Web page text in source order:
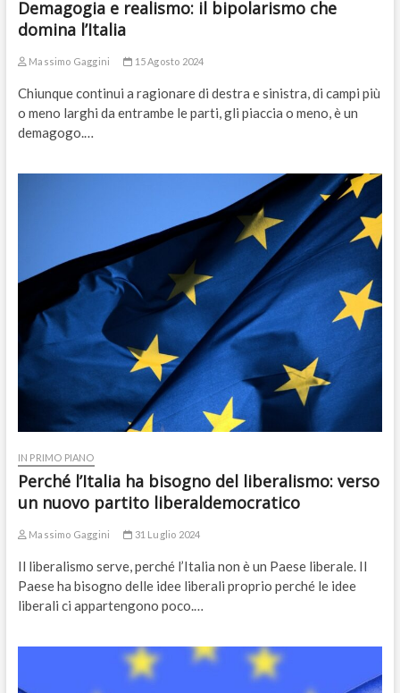
Demagogia e realismo: il bipolarismo che
domina l’Italia
Massimo Gaggini 15 Agosto 2024
Chiunque continui a ragionare di destra e sinistra, di campi più
o meno larghi da entrambe le parti, gli piaccia o meno, è un
demagogo.…
IN PRIMO PIANO
Perché l’Italia ha bisogno del liberalismo: verso
un nuovo partito liberaldemocratico
Massimo Gaggini 31 Luglio 2024
Il liberalismo serve, perché l’Italia non è un Paese liberale. Il
Paese ha bisogno delle idee liberali proprio perché le idee
liberali ci appartengono poco.…